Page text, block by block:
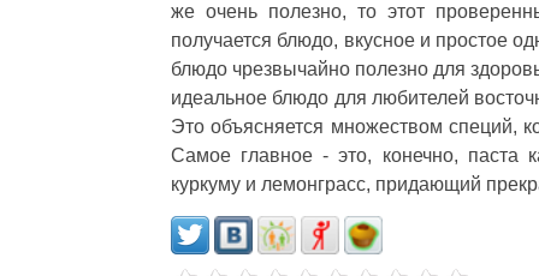
же очень полезно, то этот
получается блюдо, вкусное и простое
блюдо чрезвычайно полезно для
идеальное блюдо для любителей
Это объясняется множеством специй,
Самое главное - это, конечно, паста
куркуму и лемонграсс, придающий